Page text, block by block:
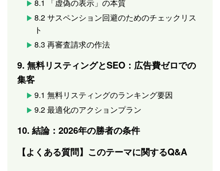
8.1 「虚偽の表示」の本質
8.2 サスペンション回避のためのチェックリス
ト
8.3 再審査請求の作法
9. 無料リスティングとSEO：広告費ゼロでの
集客
9.1 無料リスティングのランキング要因
9.2 最適化のアクションプラン
10. 結論：2026年の勝者の条件
【よくある質問】このテーマに関するQ&A